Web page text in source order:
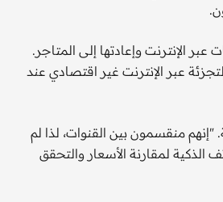
الإنترنت وإعادتها إلى المتاجر.
عبر الإنترنت غير اقتصادي عند
منقسمون بين القنوات، لذا لم
الذكية لمقارنة الأسعار والتحقق